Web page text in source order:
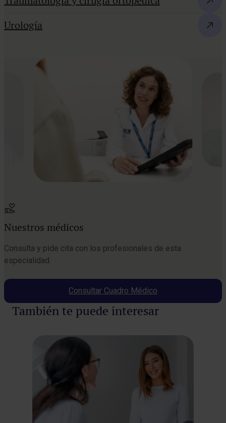
Urología
Nuestros médicos
Consulta y pide cita con los profesionales de esta
especialidad.
Consultar Cuadro Médico
También te puede interesar